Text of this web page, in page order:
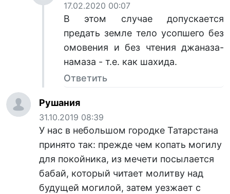
17.02.2020 00:07
В этом случае допускается
предать земле тело усопшего без
омовения и без чтения джаназа-
намаза - т.е. как шахида.
Ответить
Рушания
31.10.2019 08:39
У нас в небольшом городке Татарстана
принято так: прежде чем копать могилу
для покойника, из мечети посылается
бабай, который читает молитву над
будущей могилой, затем уезжает с